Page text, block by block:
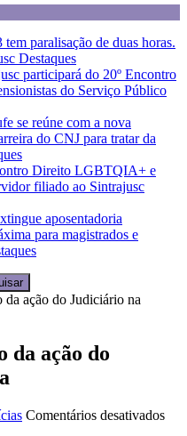
tem paralisação de duas horas.
Destaques
participará do 20º Encontro
do Serviço Público
se reúne com a nova
do CNJ para tratar da
Direito LGBTQIA+ e
filiado ao Sintrajusc
aposentadoria
para magistrados e
da ação do Judiciário na
da ação do
Comentários desativadosem